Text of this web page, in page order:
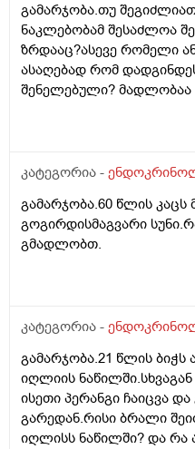
ნახ წელიწადში ამის
3 თვეში ისევ რადგან
განვითარდა ეს შედეგი?
ხომ არ ჩავიტარო
დაფინანსებით იქნებ
პირველ ანალიზ ზოგი
გამარჯობა.თუ
ნაკლებობამ შესაძლოა
ზრდააც?ასევე რომელი
ასაღებად რომ
შენელებული? მადლობაა
კატეგორია -
გამარჯობა.60 წლის კაცს
გოგირდისმაგვარი
გმადლობთ.
კატეგორია -
გამარჯობა.21 წლის
იღლიის
ისეთი პერანგი ჩაიცვა
გარედან.რისი ბრალი
იღლისს ნაწილში? და რა